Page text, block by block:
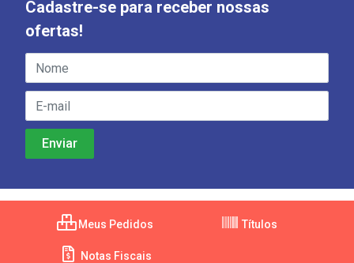
Cadastre-se para receber nossas
ofertas!
Meus Pedidos Títulos
Notas Fiscais